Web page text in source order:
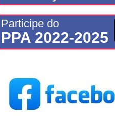
Participe do
PPA 2022-2025